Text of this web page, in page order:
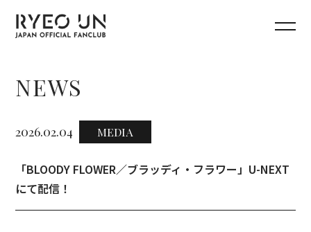
NEWS
2026.02.04 MEDIA
「BLOODY FLOWER／ブラッディ・フラワー」U-NEXT
にて配信！